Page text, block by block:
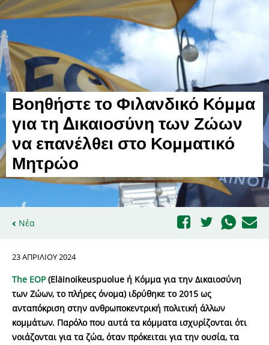
Βοηθήστε το Φιλανδικό Κόμμα
για τη Δικαιοσύνη των Ζώων
να επανέλθει στο Κομματικό
Μητρώο
Νέα
23 ΑΠΡΙΛΊΟΥ 2024
The EOP(Eläinoikeuspuolue ή Κόμμα για την Δικαιοσύνη
των Ζώων, το πλήρες όνομα) ιδρύθηκε το 2015 ως
ανταπόκριση στην ανθρωποκεντρική πολιτική άλλων
κομμάτων. Παρόλο που αυτά τα κόμματα ισχυρίζονται ότι
νοιάζονται για τα ζώα, όταν πρόκειται για την ουσία, τα